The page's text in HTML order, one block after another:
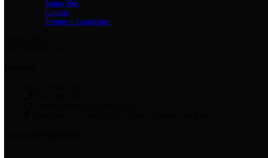
Sobre Nós
Contato
Termos e Condições